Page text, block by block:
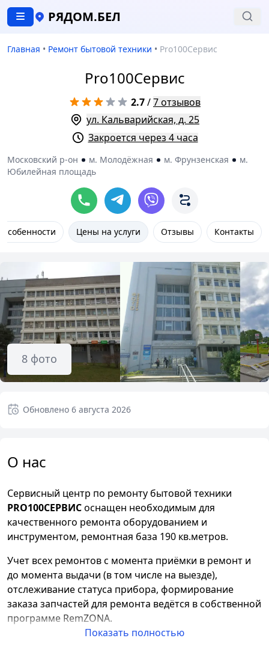
РЯДОМ.БЕЛ
Главная • Ремонт бытовой техники • Pro100Сервис
Pro100Сервис
2.7/7 отзывов
ул. Кальварийская, д. 25
Закроется через 4 часа
Московский р-он м. Молодёжная м. Фрунзенская
м.
Юбилейная площадь
Особенности Цены на услуги Отзывы Контакты
8 фото
Обновлено 6 августа 2026
О нас
Сервисный центр по ремонту бытовой техники
PRO100СЕРВИСоснащен необходимым для
качественного ремонта оборудованием и
инструментом, ремонтная база 190 кв.метров.
Учет всех ремонтов с момента приёмки в ремонт и
до момента выдачи (в том числе на выезде),
отслеживание статуса прибора, формирование
заказа запчастей для ремонта ведётся в собственной
программе RemZONA.
Показать полностью